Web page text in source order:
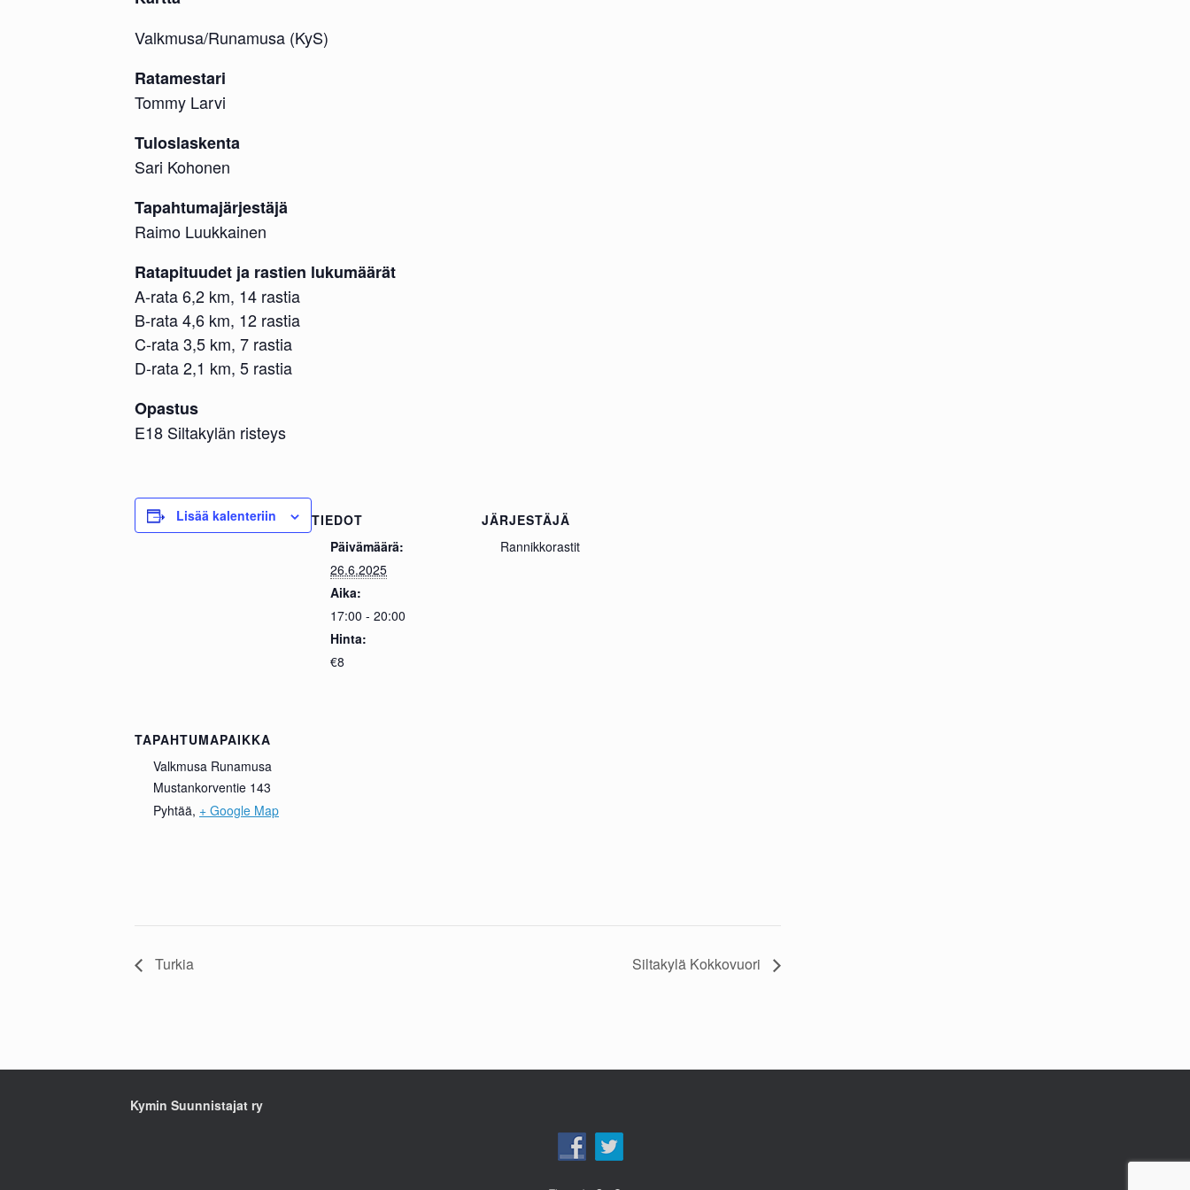
Valkmusa/Runamusa (KyS)
Ratamestari
Tommy Larvi
Tuloslaskenta
Sari Kohonen
Tapahtumajärjestäjä
Raimo Luukkainen
Ratapituudet ja rastien lukumäärät
A-rata 6,2 km, 14 rastia
B-rata 4,6 km, 12 rastia
C-rata 3,5 km, 7 rastia
D-rata 2,1 km, 5 rastia
Opastus
E18 Siltakylän risteys
Lisää kalenteriin
TIEDOT
Päivämäärä:
26.6.2025
Aika:
17:00 - 20:00
Hinta:
€8
JÄRJESTÄJÄ
Rannikkorastit
TAPAHTUMAPAIKKA
Valkmusa Runamusa
Mustankorventie 143
Pyhtää, + Google Map
Turkia Siltakylä Kokkovuori
Kymin Suunnistajat ry